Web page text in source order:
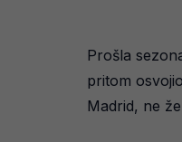
Prošla
pritom
Madrid, ne